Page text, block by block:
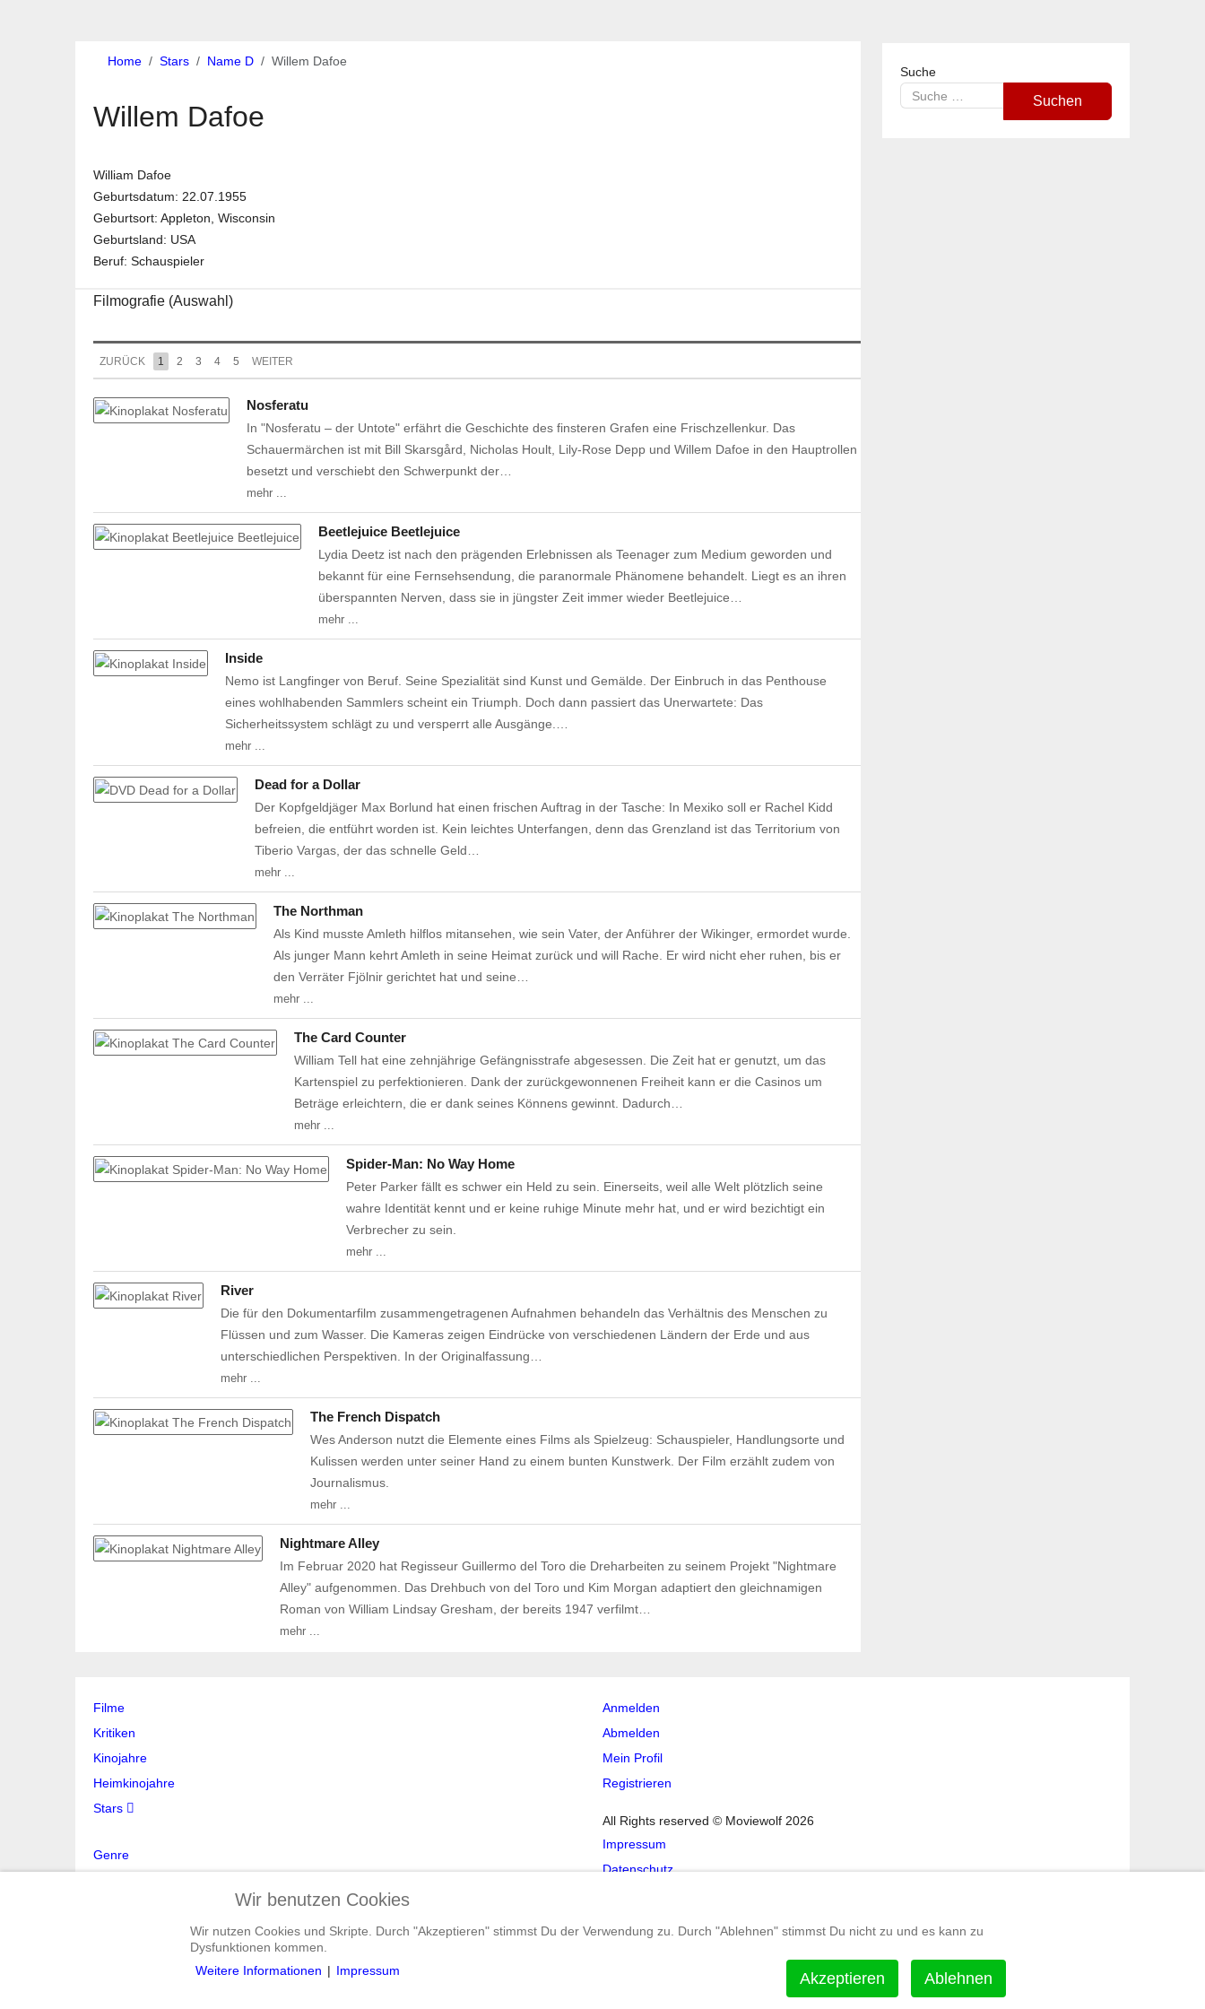
Home Stars Name D Willem Dafoe
Willem Dafoe
William Dafoe
Geburtsdatum: 22.07.1955
Geburtsort: Appleton, Wisconsin
Geburtsland: USA
Beruf: Schauspieler
Filmografie (Auswahl)
Nosferatu
In "Nosferatu – der Untote" erfährt die Geschichte des finsteren Grafen eine Frischzellenkur. Das
Schauermärchen ist mit Bill Skarsgård, Nicholas Hoult, Lily-Rose Depp und Willem Dafoe in den Hauptrollen
besetzt und verschiebt den Schwerpunkt der…
mehr ...
Beetlejuice Beetlejuice
Lydia Deetz ist nach den prägenden Erlebnissen als Teenager zum Medium geworden und
bekannt für eine Fernsehsendung, die paranormale Phänomene behandelt. Liegt es an ihren
überspannten Nerven, dass sie in jüngster Zeit immer wieder Beetlejuice…
mehr ...
Inside
Nemo ist Langfinger von Beruf. Seine Spezialität sind Kunst und Gemälde. Der Einbruch in das Penthouse
eines wohlhabenden Sammlers scheint ein Triumph. Doch dann passiert das Unerwartete: Das
Sicherheitssystem schlägt zu und versperrt alle Ausgänge.…
mehr ...
Dead for a Dollar
Der Kopfgeldjäger Max Borlund hat einen frischen Auftrag in der Tasche: In Mexiko soll er Rachel Kidd
befreien, die entführt worden ist. Kein leichtes Unterfangen, denn das Grenzland ist das Territorium von
Tiberio Vargas, der das schnelle Geld…
mehr ...
The Northman
Als Kind musste Amleth hilflos mitansehen, wie sein Vater, der Anführer der Wikinger, ermordet wurde.
Als junger Mann kehrt Amleth in seine Heimat zurück und will Rache. Er wird nicht eher ruhen, bis er
den Verräter Fjölnir gerichtet hat und seine…
mehr ...
The Card Counter
William Tell hat eine zehnjährige Gefängnisstrafe abgesessen. Die Zeit hat er genutzt, um das
Kartenspiel zu perfektionieren. Dank der zurückgewonnenen Freiheit kann er die Casinos um
Beträge erleichtern, die er dank seines Könnens gewinnt. Dadurch…
mehr ...
Spider-Man: No Way Home
Peter Parker fällt es schwer ein Held zu sein. Einerseits, weil alle Welt plötzlich seine
wahre Identität kennt und er keine ruhige Minute mehr hat, und er wird bezichtigt ein
Verbrecher zu sein.
mehr ...
River
Die für den Dokumentarfilm zusammengetragenen Aufnahmen behandeln das Verhältnis des Menschen zu
Flüssen und zum Wasser. Die Kameras zeigen Eindrücke von verschiedenen Ländern der Erde und aus
unterschiedlichen Perspektiven. In der Originalfassung…
mehr ...
The French Dispatch
Wes Anderson nutzt die Elemente eines Films als Spielzeug: Schauspieler, Handlungsorte und
Kulissen werden unter seiner Hand zu einem bunten Kunstwerk. Der Film erzählt zudem von
Journalismus.
mehr ...
Nightmare Alley
Im Februar 2020 hat Regisseur Guillermo del Toro die Dreharbeiten zu seinem Projekt "Nightmare
Alley" aufgenommen. Das Drehbuch von del Toro und Kim Morgan adaptiert den gleichnamigen
Roman von William Lindsay Gresham, der bereits 1947 verfilmt…
mehr ...
ZURÜCK 1 2 3 4 5 WEITER
Suche
Suchen
Filme
Kritiken
Kinojahre
Heimkinojahre
Stars
Genre
Anmelden
Abmelden
Mein Profil
Registrieren
All Rights reserved © Moviewolf 2026
Impressum
Datenschutz
Wir benutzen Cookies
Wir nutzen Cookies und Skripte. Durch "Akzeptieren" stimmst Du der Verwendung zu. Durch "Ablehnen" stimmst Du nicht zu und es kann zu
Dysfunktionen kommen.
Akzeptieren Ablehnen
Weitere Informationen | Impressum